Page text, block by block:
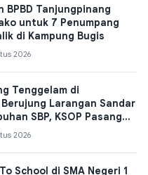
BPBD Tanjungpinang
untuk 7 Penumpang
di Kampung Bugis
2026
Tenggelam di
Larangan Sandar
SBP, KSOP Pasang
2026
School di SMA Negeri 1